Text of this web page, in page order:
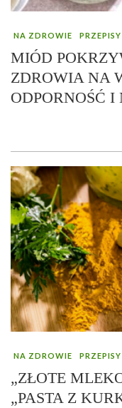
NA ZDROWIE PRZEPISY
MIÓD
ZDROWIA NA
ODPORNOŚĆ
NA ZDROWIE PRZEPISY
„ZŁOTE
„PASTA Z